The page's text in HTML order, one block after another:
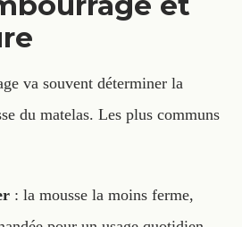
va souvent déterminer la
du matelas. Les plus communs
: la mousse la moins ferme,